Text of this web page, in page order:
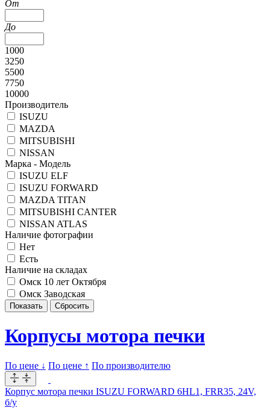
От
До
1000
3250
5500
7750
10000
Производитель
ISUZU
MAZDA
MITSUBISHI
NISSAN
Марка - Модель
ISUZU ELF
ISUZU FORWARD
MAZDA TITAN
MITSUBISHI CANTER
NISSAN ATLAS
Наличие фотографии
Нет
Есть
Наличие на складах
Омск 10 лет Октября
Омск Заводская
Корпусы мотора печки
По цене ↓ По цене ↑ По производителю
Корпус мотора печки ISUZU FORWARD 6HL1, FRR35, 24V,
б/у